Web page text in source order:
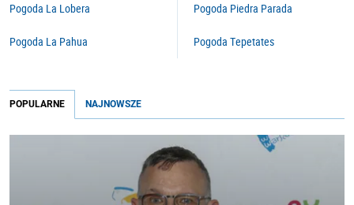
Pogoda La Lobera
Pogoda La Pahua
Pogoda Piedra Parada
Pogoda Tepetates
POPULARNE NAJNOWSZE